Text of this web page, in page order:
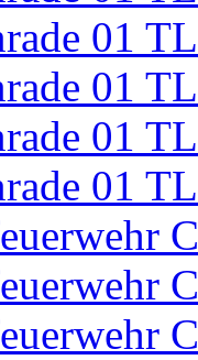
01
01
01
01